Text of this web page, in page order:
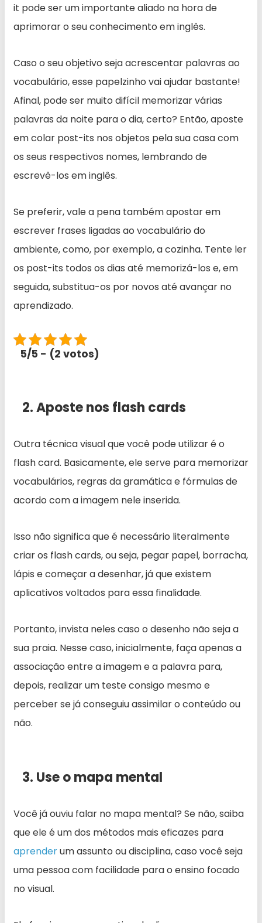
it pode ser um importante aliado na hora de
aprimorar o seu conhecimento em inglês.
Caso o seu objetivo seja acrescentar palavras ao
vocabulário, esse papelzinho vai ajudar bastante!
Afinal, pode ser muito difícil memorizar várias
palavras da noite para o dia, certo? Então, aposte
em colar post-its nos objetos pela sua casa com
os seus respectivos nomes, lembrando de
escrevê-los em inglês.
Se preferir, vale a pena também apostar em
escrever frases ligadas ao vocabulário do
ambiente, como, por exemplo, a cozinha. Tente ler
os post-its todos os dias até memorizá-los e, em
seguida, substitua-os por novos até avançar no
aprendizado.
5/5 - (2 votos)
2. Aposte nos flash cards
Outra técnica visual que você pode utilizar é o
flash card. Basicamente, ele serve para memorizar
vocabulários, regras da gramática e fórmulas de
acordo com a imagem nele inserida.
Isso não significa que é necessário literalmente
criar os flash cards, ou seja, pegar papel, borracha,
lápis e começar a desenhar, já que existem
aplicativos voltados para essa finalidade.
Portanto, invista neles caso o desenho não seja a
sua praia. Nesse caso, inicialmente, faça apenas a
associação entre a imagem e a palavra para,
depois, realizar um teste consigo mesmo e
perceber se já conseguiu assimilar o conteúdo ou
não.
3. Use o mapa mental
Você já ouviu falar no mapa mental? Se não, saiba
que ele é um dos métodos mais eficazes para
aprenderum assunto ou disciplina, caso você seja
uma pessoa com facilidade para o ensino focado
no visual.